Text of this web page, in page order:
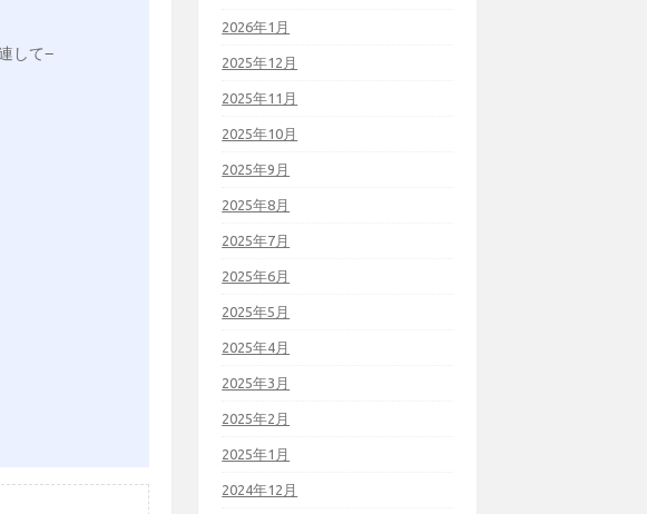
除菌や消毒をうたった商品について正しく知っていますか？−新型コロナウイルスに関連して−
2026年1月
2025年12月
2025年11月
2025年10月
2025年9月
2025年8月
2025年7月
2025年6月
2025年5月
2025年4月
2025年3月
2025年2月
2025年1月
2024年12月